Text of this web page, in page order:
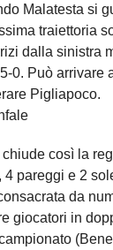
Malatesta si
traiettoria
dalla sinistra
0. Può arrivare
Pigliapoco.
chiude così la
4 pareggi e 2
da
giocatori in